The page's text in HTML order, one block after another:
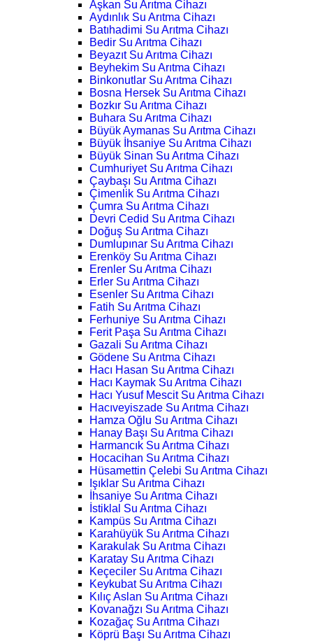
Aşkan Su Arıtma Cihazı
Aydınlık Su Arıtma Cihazı
Batıhadimi Su Arıtma Cihazı
Bedir Su Arıtma Cihazı
Beyazıt Su Arıtma Cihazı
Beyhekim Su Arıtma Cihazı
Binkonutlar Su Arıtma Cihazı
Bosna Hersek Su Arıtma Cihazı
Bozkır Su Arıtma Cihazı
Buhara Su Arıtma Cihazı
Büyük Aymanas Su Arıtma Cihazı
Büyük İhsaniye Su Arıtma Cihazı
Büyük Sinan Su Arıtma Cihazı
Cumhuriyet Su Arıtma Cihazı
Çaybaşı Su Arıtma Cihazı
Çimenlik Su Arıtma Cihazı
Çumra Su Arıtma Cihazı
Devri Cedid Su Arıtma Cihazı
Doğuş Su Arıtma Cihazı
Dumlupınar Su Arıtma Cihazı
Erenköy Su Arıtma Cihazı
Erenler Su Arıtma Cihazı
Erler Su Arıtma Cihazı
Esenler Su Arıtma Cihazı
Fatih Su Arıtma Cihazı
Ferhuniye Su Arıtma Cihazı
Ferit Paşa Su Arıtma Cihazı
Gazali Su Arıtma Cihazı
Gödene Su Arıtma Cihazı
Hacı Hasan Su Arıtma Cihazı
Hacı Kaymak Su Arıtma Cihazı
Hacı Yusuf Mescit Su Arıtma Cihazı
Hacıveyiszade Su Arıtma Cihazı
Hamza Oğlu Su Arıtma Cihazı
Hanay Başı Su Arıtma Cihazı
Harmancık Su Arıtma Cihazı
Hocacihan Su Arıtma Cihazı
Hüsamettin Çelebi Su Arıtma Cihazı
Işıklar Su Arıtma Cihazı
İhsaniye Su Arıtma Cihazı
İstiklal Su Arıtma Cihazı
Kampüs Su Arıtma Cihazı
Karahüyük Su Arıtma Cihazı
Karakulak Su Arıtma Cihazı
Karatay Su Arıtma Cihazı
Keçeciler Su Arıtma Cihazı
Keykubat Su Arıtma Cihazı
Kılıç Aslan Su Arıtma Cihazı
Kovanağzı Su Arıtma Cihazı
Kozağaç Su Arıtma Cihazı
Köprü Başı Su Arıtma Cihazı